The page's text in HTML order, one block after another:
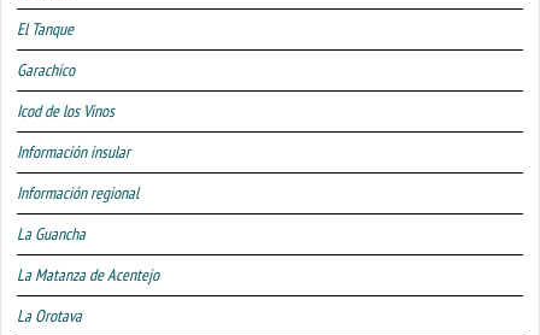
El Tanque
Garachico
Icod de los Vinos
Información insular
Información regional
La Guancha
La Matanza de Acentejo
La Orotava